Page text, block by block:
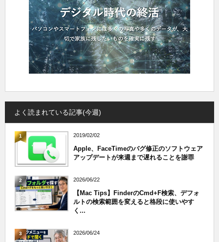
よく読まれている記事(今週)
1 2019/02/02
Apple、FaceTimeのバグ修正のソフトウェア
アップデートが来週まで遅れることを謝罪
2 2026/06/22
【Mac Tips】FinderのCmd+F検索、デフォ
ルトの検索範囲を変えると格段に使いやす
く...
3 2026/06/24